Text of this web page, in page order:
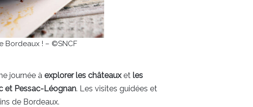
Bordeaux ! – ©SNCF
journée à explorer les châteauxet les
et Pessac-Léognan. Les visites guidées et
de Bordeaux.